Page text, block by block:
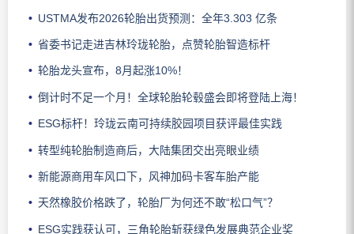
USTMA发布2026轮胎出货预测：全年3.303 亿条
省委书记走进吉林玲珑轮胎，点赞轮胎智造标杆
轮胎龙头宣布，8月起涨10%！
倒计时不足一个月！全球轮胎轮毂盛会即将登陆上海！
ESG标杆！玲珑云南可持续胶园项目获评最佳实践
转型纯轮胎制造商后，大陆集团交出亮眼业绩
新能源商用车风口下，风神加码卡客车胎产能
天然橡胶价格跌了，轮胎厂为何还不敢“松口气”？
ESG实践获认可，三角轮胎斩获绿色发展典范企业奖